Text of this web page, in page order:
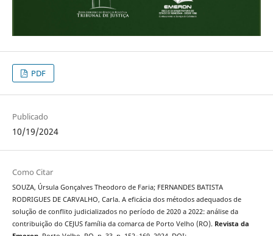
PDF
Publicado
10/19/2024
Como Citar
SOUZA, Úrsula Gonçalves Theodoro de Faria; FERNANDES BATISTA
RODRIGUES DE CARVALHO, Carla. A eficácia dos métodos adequados de
solução de conflito judicializados no período de 2020 a 2022: análise da
contribuição do CEJUS família da comarca de Porto Velho (RO). Revista da